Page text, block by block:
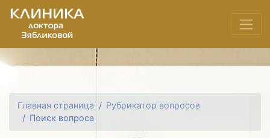
Главная страница
Рубрикатор вопросов
Поиск вопроса